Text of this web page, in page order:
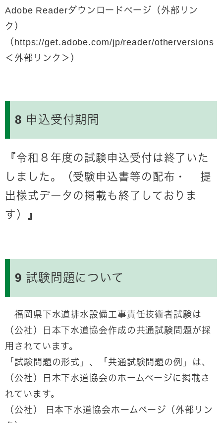
Adobe Readerダウンロードページ（外部リン
ク）
（ https://get.adobe.com/jp/reader/otherversions
＜外部リンク＞ ）
8 申込受付期間
『令和８年度の試験申込受付は終了いた
しました。（受験申込書等の配布・ 提
出様式データの掲載も終了しておりま
す）』
9 試験問題について
福岡県下水道排水設備工事責任技術者試験は
（公社）日本下水道協会作成の共通試験問題が採
用されています。
「試験問題の形式」、「共通試験問題の例」は、
（公社）日本下水道協会のホームページに掲載さ
れています。
（公社） 日本下水道協会ホームページ（外部リン